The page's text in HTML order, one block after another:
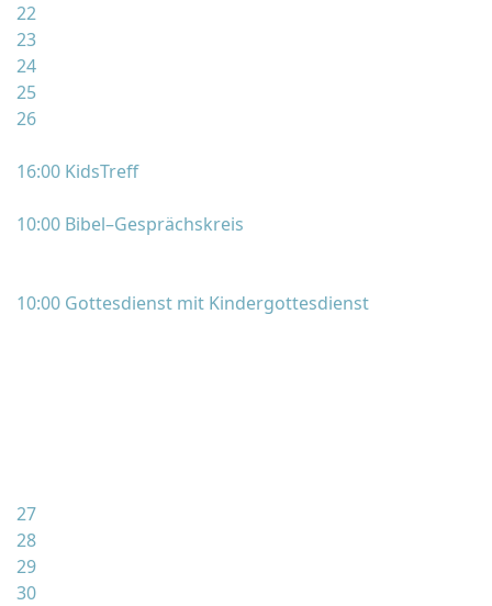
22
23
24
25
26
16:00 KidsTreff
10:00 Bibel–Gesprächskreis
10:00 Gottesdienst mit Kindergottesdienst
27
28
29
30